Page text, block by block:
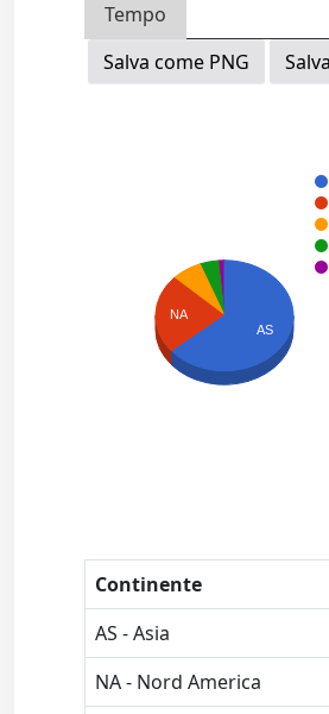
Tempo
Salva come PNG
NA
AS
Continente
AS - Asia
NA - Nord America